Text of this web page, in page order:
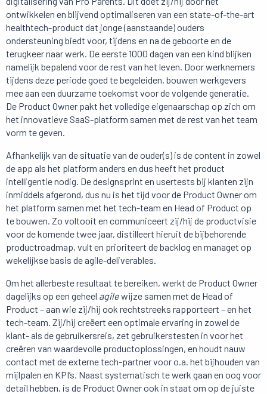
ontwikkelen en blijvend optimaliseren van een state-of-the-art
healthtech-product dat jonge (aanstaande) ouders
ondersteuning biedt voor, tijdens en na de geboorte en de
terugkeer naar werk. De eerste 1000 dagen van een kind blijken
namelijk bepalend voor de rest van het leven. Door werknemers
tijdens deze periode goed te begeleiden, bouwen werkgevers
mee aan een duurzame toekomst voor de volgende generatie.
De Product Owner pakt het volledige eigenaarschap op zich om
het innovatieve SaaS-platform samen met de rest van het team
vorm te geven.
Afhankelijk van de situatie van de ouder(s) is de content in zowel
de app als het platform anders en dus heeft het product
intelligentie nodig. De designsprint en usertests bij klanten zijn
inmiddels afgerond, dus nu is het tijd voor de Product Owner om
het platform samen met het tech-team en Head of Product op
te bouwen. Zo voltooit en communiceert zij/hij de productvisie
voor de komende twee jaar, distilleert hieruit de bijbehorende
productroadmap, vult en prioriteert de backlog en managet op
wekelijkse basis de agile-deliverables.
Om het allerbeste resultaat te bereiken, werkt de Product Owner
dagelijks op een geheel agilewijze samen met de Head of
Product – aan wie zij/hij ook rechtstreeks rapporteert – en het
tech-team. Zij/hij creëert een optimale ervaring in zowel de
klant- als de gebruikersreis, zet gebruikerstesten in voor het
creëren van waardevolle productoplossingen, en houdt nauw
contact met de externe tech-partner voor o.a. het bijhouden van
mijlpalen en KPI’s. Naast systematisch te werk gaan en oog voor
detail hebben, is de Product Owner ook in staat om op de juiste